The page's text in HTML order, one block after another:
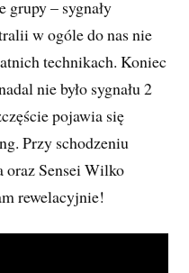
grupy – sygnały
w ogóle do nas nie
technikach. Koniec
nie było sygnału 2
pojawia się
Przy schodzeniu
oraz Sensei Wilko
rewelacyjnie!